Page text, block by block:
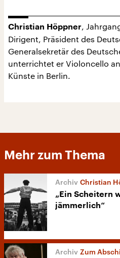
Christian Höppner,
Dirigent, Präsident des
Generalsekretär des
unterrichtet er Violoncello
Künste in Berlin.
Mehr zum Thema
Christian
„Ein Scheitern
jämmerlich“
Zum